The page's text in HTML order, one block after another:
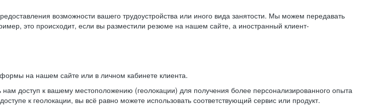
возможности вашего трудоустройства или иного вида занятости. Мы можем передавать
это происходит, если вы разместили резюме на нашем сайте, а иностранный клиент-
на нашем сайте или в личном кабинете клиента.
доступ к вашему местоположению (геолокации) для получения более персонализированного опыта
к геолокации, вы всё равно можете использовать соответствующий сервис или продукт.